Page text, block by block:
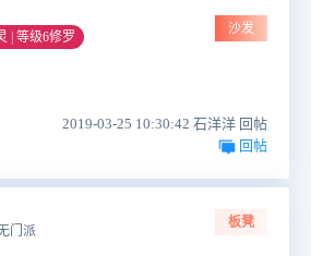
| 等级6修罗
沙发
2019-03-25 10:30:42 石洋洋 回帖
回帖
门派
板凳